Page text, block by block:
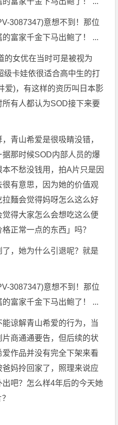
女优在当时可是被视为
级卡娃依很适合高中生的打
爱)，有这样的资历叫日本影
有人都认为SOD接下来要
山希爱是很吸睛没错，
那时候SOD内部人员的爆
不愁没钱用，拍A片只是因
有意思，因为她的价值观
麵会觉得妈呀怎么这么好
得大家怎么会想吃这么便
正常一点的东西」吗？
，她为什么引退呢？就是
谅解青山希爱的行为，当
商通通要告，但后续的状
作品并没有完全下架来看
妈拎回家了，照理来说应
吧？怎么样4年后的今天她